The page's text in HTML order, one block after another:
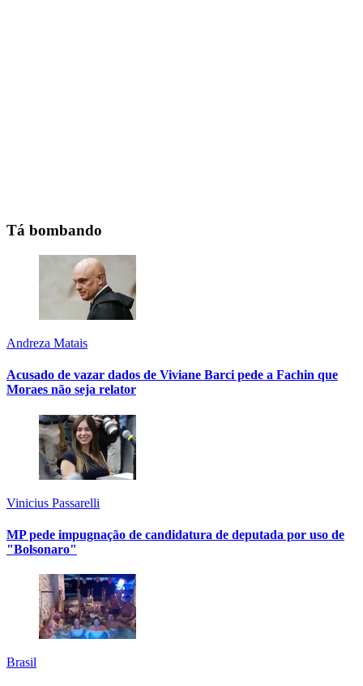
Tá bombando
Andreza Matais
Acusado de vazar dados de Viviane Barci pede a Fachin que
Moraes não seja relator
Vinicius Passarelli
MP pede impugnação de candidatura de deputada por uso de
"Bolsonaro"
Brasil